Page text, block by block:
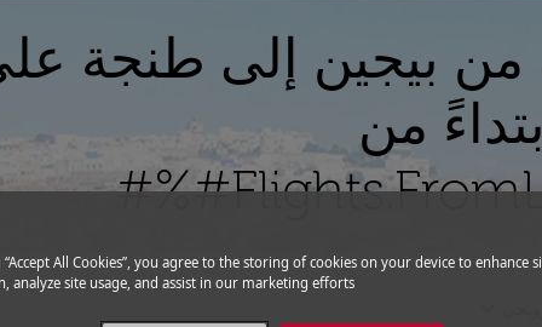
من بيجين إلى طنجة
من
“Accept All Cookies”, you agree to the storing of cookies on your device to enhance
analyze site usage, and assist in our marketing efforts.